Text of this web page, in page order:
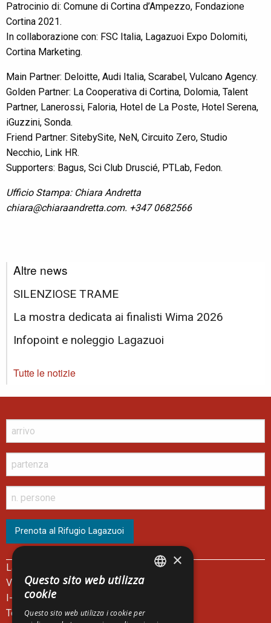
Patrocinio di: Comune di Cortina d’Ampezzo, Fondazione
Cortina 2021.
In collaborazione con: FSC Italia, Lagazuoi Expo Dolomiti,
Cortina Marketing.
Main Partner: Deloitte, Audi Italia, Scarabel, Vulcano Agency.
Golden Partner: La Cooperativa di Cortina, Dolomia, Talent
Partner, Lanerossi, Faloria, Hotel de La Poste, Hotel Serena,
iGuzzini, Sonda.
Friend Partner: SitebySite, NeN, Circuito Zero, Studio
Necchio, Link HR.
Supporters: Bagus, Sci Club Druscié, PTLab, Fedon.
Ufficio Stampa: Chiara Andretta
chiara@chiaraandretta.com. +347 0682566
Altre news
SILENZIOSE TRAME
La mostra dedicata ai finalisti Wima 2026
Infopoint e noleggio Lagazuoi
Tutte le notizie
Lagazuoi Spa
Via del Mercato, 14
I-32043 Cortina d'Ampezzo - BL
Telefono Biglietteria +39 0436 867301
×
Questo sito web utilizza
cookie
Questo sito web utilizza i cookie per